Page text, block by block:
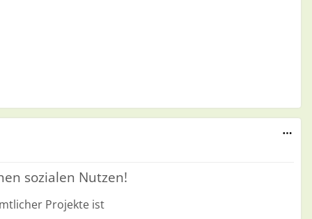
sozialen Nutzen!
Projekte ist